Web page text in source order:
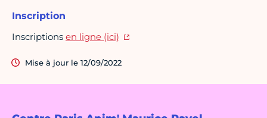
Inscription
Inscriptions en ligne (ici)
Mise à jour le 12/09/2022